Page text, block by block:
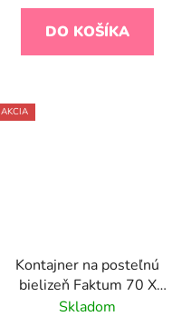
DO KOŠÍKA
AKCIA
Kontajner na posteľnú
bielizeň Faktum 70 X
140 cm, biely
Skladom